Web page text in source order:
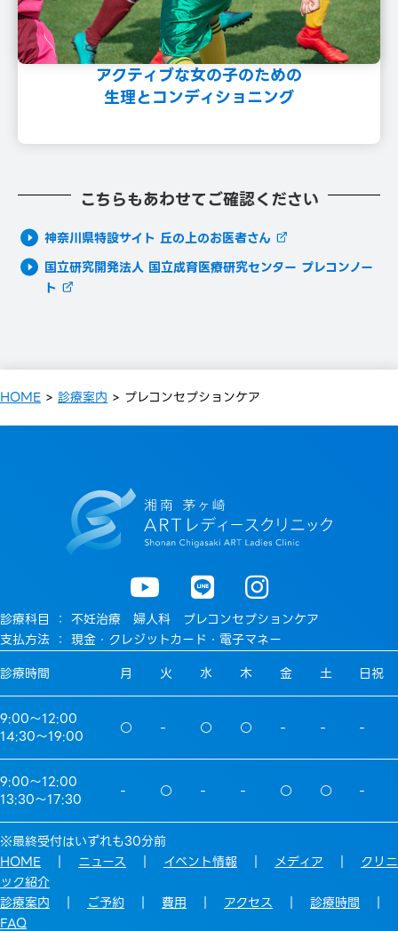
アクティブな⼥の⼦のための
⽣理とコンディショニング
こちらもあわせてご確認ください
神奈川県特設サイト 丘の上のお医者さん
国⽴研究開発法⼈ 国⽴成育医療研究センター プレコンノー
ト
HOME > 診療案内 > プレコンセプションケア
診療科目 ： 不妊治療 婦人科 プレコンセプションケア
支払方法 ： 現金・クレジットカード・電子マネー
診療時間
月 火 水 木 金 土 日祝
9:00〜12:00
14:30〜19:00
○ - ○ ○ - - -
9:00〜12:00
13:30〜17:30
- ○ - - ○ ○ -
※最終受付はいずれも30分前
HOME ｜ ニュース ｜ イベント情報 ｜ メディア ｜ クリニ
ック紹介
診療案内 ｜ ご予約 ｜ 費用 ｜ アクセス ｜ 診療時間 ｜
FAQ